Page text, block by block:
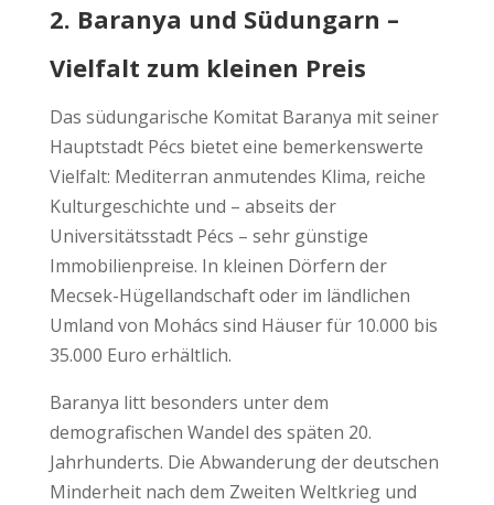
2. Baranya und Südungarn –
Vielfalt zum kleinen Preis
Das südungarische Komitat Baranya mit seiner
Hauptstadt Pécs bietet eine bemerkenswerte
Vielfalt: Mediterran anmutendes Klima, reiche
Kulturgeschichte und – abseits der
Universitätsstadt Pécs – sehr günstige
Immobilienpreise. In kleinen Dörfern der
Mecsek-Hügellandschaft oder im ländlichen
Umland von Mohács sind Häuser für 10.000 bis
35.000 Euro erhältlich.
Baranya litt besonders unter dem
demografischen Wandel des späten 20.
Jahrhunderts. Die Abwanderung der deutschen
Minderheit nach dem Zweiten Weltkrieg und